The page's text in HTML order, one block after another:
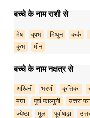
बच्चे के नाम राशी से
मेष वृषभ मिथुन कर्क
कुंभ
मीन
बच्चे के नाम नक्षत्र से
अश्विनी भरणी कृत्तिका
मघा
पूर्वा फाल्गुनी उत्तरा
ज्येष्ठा
मूल पूर्वाषाढ़ा